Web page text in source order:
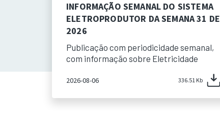
INFORMAÇÃO SEMANAL DO SISTEMA
ELETROPRODUTOR DA SEMANA 31 DE
2026
Publicação com periodicidade semanal,
com informação sobre Eletricidade
2026-08-06 336.51 Kb